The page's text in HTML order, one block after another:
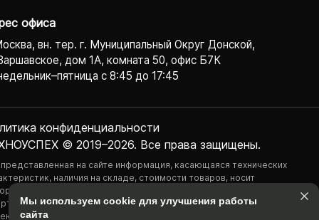
офиса
вн. тер. г. Муниципальный Округ Донской,
дом 1А, комната 50, офис Б7К
с 8:45 до 17:45
© 2019–2026. Все права защищены.
конфиденциаль­ности
на сайте информация, касающаяся технических
наличия на складе, стоимости товаров, носит
характер и ни при каких условиях не является публичной
определяемой положениями Статьи 437(2) Гражданского
РФ.
Мы используем cookie для улучшения работы
сайта